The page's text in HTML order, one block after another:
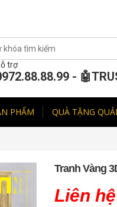
trợ
-
PHẨM QUÀ TẶNG
Tranh Vàng
Liên hệ